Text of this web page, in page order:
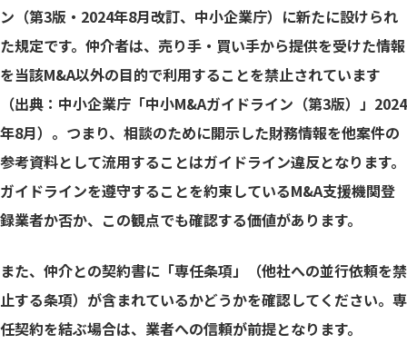
ン（第3版・2024年8月改訂、中小企業庁）に新たに設けられ
た規定です。仲介者は、売り手・買い手から提供を受けた情報
を当該M&A以外の目的で利用することを禁止されています
（出典：中小企業庁「中小M&Aガイドライン（第3版）」2024
年8月）。つまり、相談のために開示した財務情報を他案件の
参考資料として流用することはガイドライン違反となります。
ガイドラインを遵守することを約束しているM&A支援機関登
録業者か否か、この観点でも確認する価値があります。
また、仲介との契約書に「専任条項」（他社への並行依頼を禁
止する条項）が含まれているかどうかを確認してください。専
任契約を結ぶ場合は、業者への信頼が前提となります。